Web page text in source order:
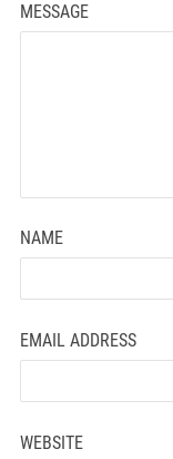
MESSAGE
NAME
EMAIL ADDRESS
WEBSITE